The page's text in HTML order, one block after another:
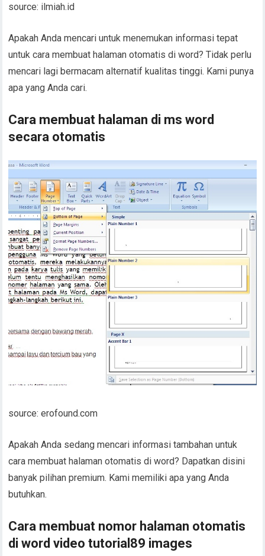
source: ilmiah.id
Apakah Anda mencari untuk menemukan informasi tepat
untuk cara membuat halaman otomatis di word? Tidak perlu
mencari lagi bermacam alternatif kualitas tinggi. Kami punya
apa yang Anda cari.
Cara membuat halaman di ms word
secara otomatis
source: erofound.com
Apakah Anda sedang mencari informasi tambahan untuk
cara membuat halaman otomatis di word? Dapatkan disini
banyak pilihan premium. Kami memiliki apa yang Anda
butuhkan.
Cara membuat nomor halaman otomatis
di word video tutorial89 images